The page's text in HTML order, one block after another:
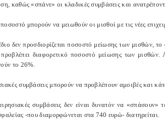
καθώς «σπάνε» οι κλαδικές συμβάσεις και
μπορούν να μειωθούν οι μισθοί με τις νέες
δεν προσδιορίζεται ποσοστό μείωσης των μισθών,
διαφορετικό ποσοστό μείωσης των μισθών.
το 26%.
συμβάσεις μπορούν να προβλέπουν αμοιβές και
συμβάσεις δεν είναι δυνατόν να
-που διαμορφώνεται στα 740 ευρώ- διατηρείται.